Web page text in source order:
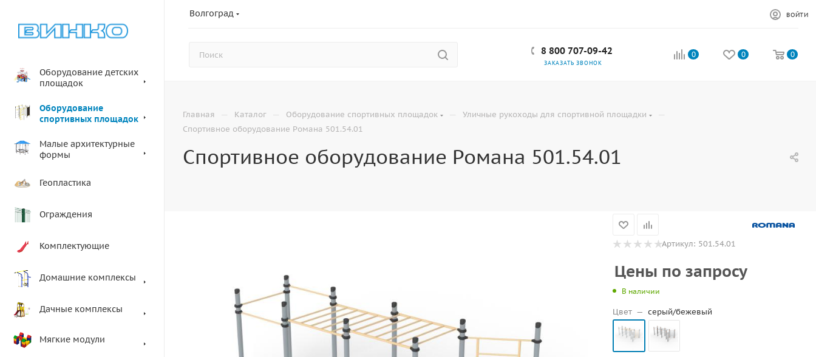
Волгоград ВОЙТИ
8 800 707-09-42
ЗАКАЗАТЬ ЗВОНОК
0 0 0
Оборудование детских
площадок
Оборудование
спортивных площадок
Малые архитектурные
формы
Геопластика
Ограждения
Комплектующие
Домашние комплексы
Дачные комплексы
Мягкие модули
Главная — Каталог — Оборудование спортивных площадок — Уличные рукоходы для спортивной площадки —
Спортивное оборудование Романа 501.54.01
Спортивное оборудование Романа 501.54.01
Артикул: 501.54.01
Цены по запросу
В наличии
Цвет — серый/бежевый